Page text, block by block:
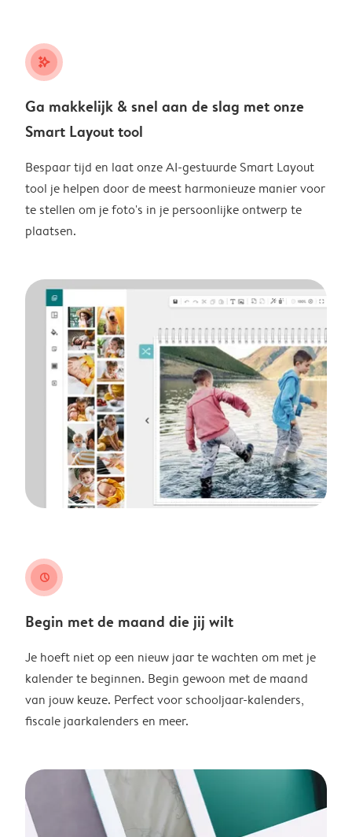
stars_plus
Ga makkelijk & snel aan de slag met onze
Smart Layout tool
Bespaar tijd en laat onze AI-gestuurde Smart Layout
tool je helpen door de meest harmonieuze manier voor
te stellen om je foto's in je persoonlijke ontwerp te
plaatsen.
clock
Begin met de maand die jij wilt
Je hoeft niet op een nieuw jaar te wachten om met je
kalender te beginnen. Begin gewoon met de maand
van jouw keuze. Perfect voor schooljaar-kalenders,
fiscale jaarkalenders en meer.